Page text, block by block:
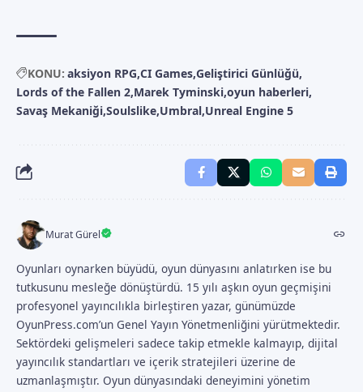
KONU: aksiyon RPG CI Games Geliştirici Günlüğü
Lords of the Fallen 2 Marek Tyminski oyun haberleri
Savaş Mekaniği Soulslike Umbral Unreal Engine 5
Murat Gürel
Oyunları oynarken büyüdü, oyun dünyasını anlatırken ise bu
tutkusunu mesleğe dönüştürdü. 15 yılı aşkın oyun geçmişini
profesyonel yayıncılıkla birleştiren yazar, günümüzde
OyunPress.com’un Genel Yayın Yönetmenliğini yürütmektedir.
Sektördeki gelişmeleri sadece takip etmekle kalmayıp, dijital
yayıncılık standartları ve içerik stratejileri üzerine de
uzmanlaşmıştır. Oyun dünyasındaki deneyimini yönetim